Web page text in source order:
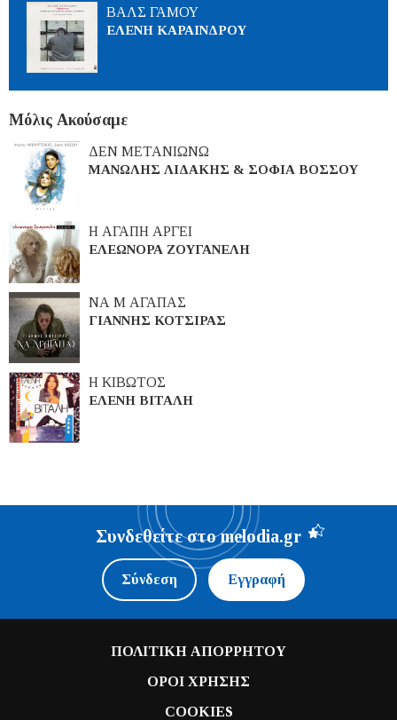
ΒΑΛΣ ΓΑΜΟΥ
ΕΛΕΝΗ ΚΑΡΑΙΝΔΡΟΥ
Μόλις Ακούσαμε
ΔΕΝ ΜΕΤΑΝΙΩΝΩ
ΜΑΝΩΛΗΣ ΛΙΔΑΚΗΣ & ΣΟΦΙΑ ΒΟΣΣΟΥ
Η ΑΓΑΠΗ ΑΡΓΕΙ
ΕΛΕΩΝΟΡΑ ΖΟΥΓΑΝΕΛΗ
ΝΑ Μ ΑΓΑΠΑΣ
ΓΙΑΝΝΗΣ ΚΟΤΣΙΡΑΣ
Η ΚΙΒΩΤΟΣ
ΕΛΕΝΗ ΒΙΤΑΛΗ
Συνδεθείτε στο melodia.gr
Σύνδεση Εγγραφή
ΠΟΛΙΤΙΚΗ ΑΠΟΡΡΗΤΟΥ
ΟΡΟΙ ΧΡΗΣΗΣ
COOKIES